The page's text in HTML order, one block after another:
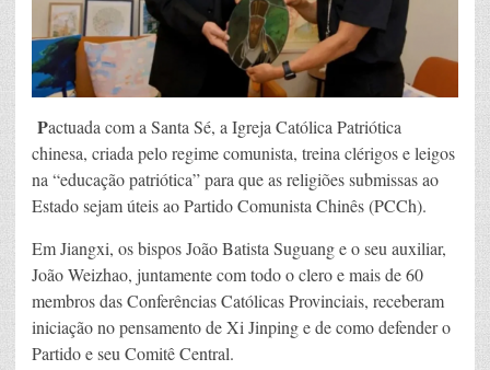
Pactuada com a Santa Sé, a Igreja Católica Patriótica
chinesa, criada pelo regime comunista, treina clérigos e leigos
na “educação patriótica” para que as religiões submissas ao
Estado sejam úteis ao Partido Comunista Chinês (PCCh).
Em Jiangxi, os bispos João Batista Suguang e o seu auxiliar,
João Weizhao, juntamente com todo o clero e mais de 60
membros das Conferências Católicas Provinciais, receberam
iniciação no pensamento de Xi Jinping e de como defender o
Partido e seu Comitê Central.